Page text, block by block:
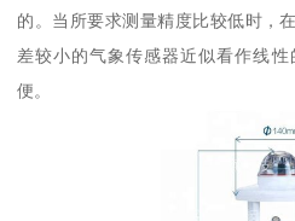
的。当所要求测量精度比较低时，
差较小的气象传感器近似看作线
便。